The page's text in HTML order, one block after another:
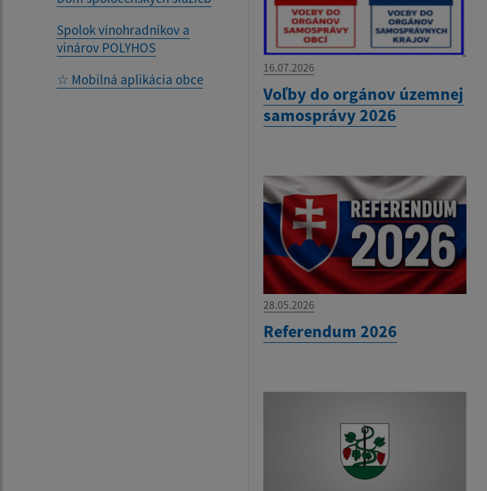
Spolok vinohradníkov a
vinárov POLYHOS
☆ Mobilná aplikácia obce
16.07.2026
Voľby do orgánov územnej
samosprávy 2026
28.05.2026
Referendum 2026